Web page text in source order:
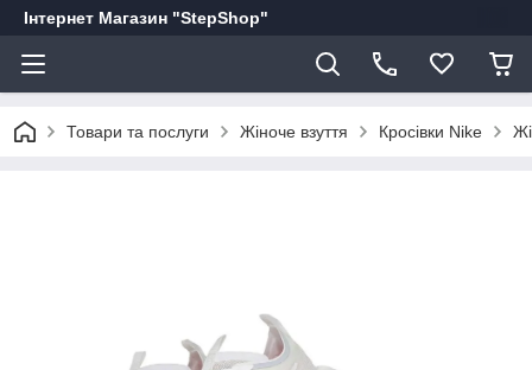
Інтернет Магазин "StepShop"
Товари та послуги Жіноче взуття Кросівки Nike